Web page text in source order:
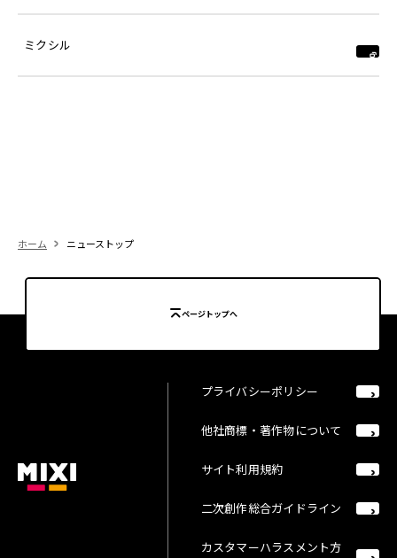
ミクシル
ホーム ニューストップ
ページトップへ
プライバシーポリシー
他社商標・著作物について
サイト利用規約
二次創作総合ガイドライン
カスタマーハラスメント方